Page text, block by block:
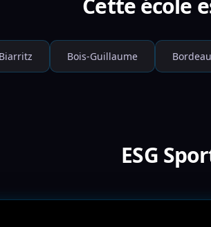
Cette école
Biarritz Bois-Guillaume
ESG